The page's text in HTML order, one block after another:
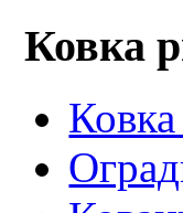
Ковка